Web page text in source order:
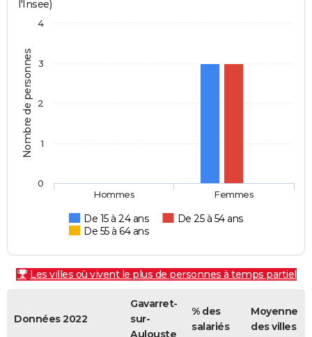
Nombre de personnes
l'Insee)
De 15 à 24 ans
De 25 à 54 ans
De 55 à 64 ans
Hommes Femmes
0
1
2
3
4
Les villes où vivent le plus de personnes à temps partiel
Données 2022
Gavarret-
sur-
Aulouste
% des
salariés
Moyenne
des villes